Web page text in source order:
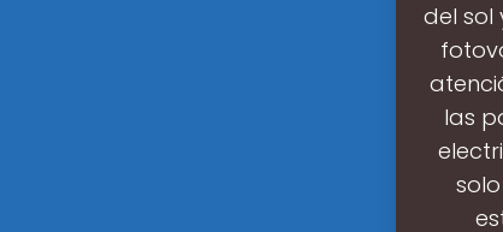
del sol
las